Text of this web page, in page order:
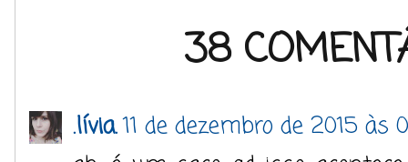
38
.lívia.11 de dezembro de 2015 às